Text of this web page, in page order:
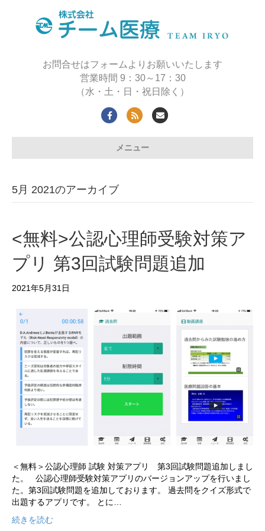
お問合せはフォームよりお願いいたします
営業時間 9：30～17：30
（水・土・日・祝日除く）
Facebook
Rss Email
メニュー
5月 2021のアーカイブ
<無料>公認心理師受験対策ア
プリ 第3回試験問題追加
2021年5月31日
＜無料＞公認心理師 試験 対策アプリ 第3回試験問題追加しまし
た。 公認心理師受験対策アプリのバージョンアップを行いまし
た。第3回試験問題を追加しております。 過去問をクイズ形式で
出題するアプリです。 とに…
続きを読む